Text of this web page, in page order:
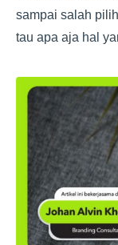
sampai salah
tau apa aja hal